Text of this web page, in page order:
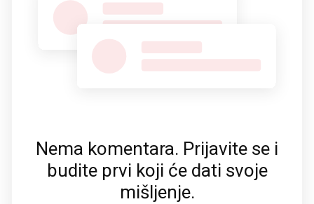
Nema komentara. Prijavite se i
budite prvi koji će dati svoje
mišljenje.